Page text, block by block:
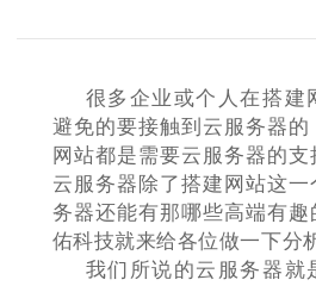
很多企业或个人在搭建
避免的要接触到云服务器
网站都是需要云服务器的
云服务器除了搭建网站这
务器还能有那哪些高端有
佑科技就来给各位做一下分
我们所说的云服务器就